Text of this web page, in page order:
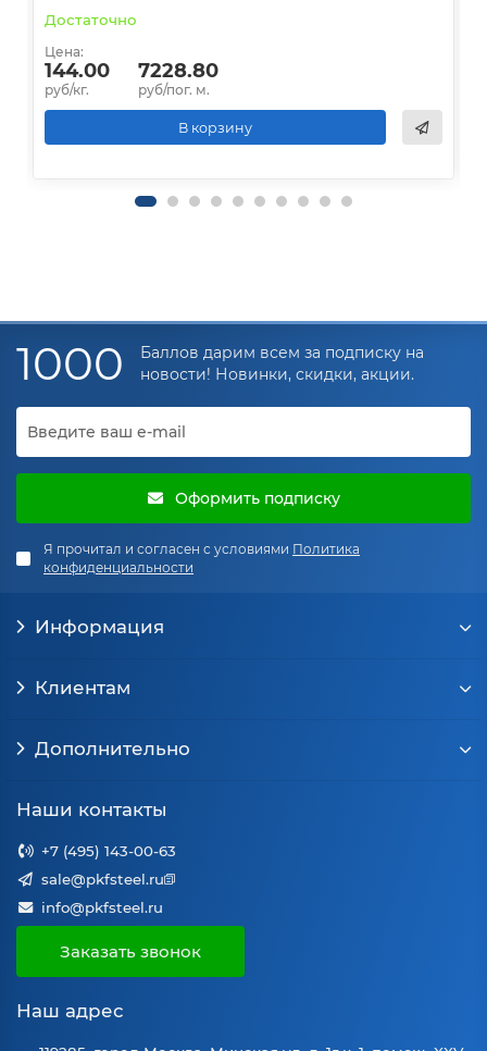
Достаточно
Цена:
144.00
руб/кг.
7228.80
руб/пог. м.
В корзину
1000
Баллов дарим всем за подписку на
новости! Новинки, скидки, акции.
Оформить подписку
Я прочитал и согласен с условиями Политика
конфиденциальности
Информация
Клиентам
Дополнительно
Наши контакты
+7 (495) 143-00-63
sale@pkfsteel.ru
info@pkfsteel.ru
Заказать звонок
Наш адрес